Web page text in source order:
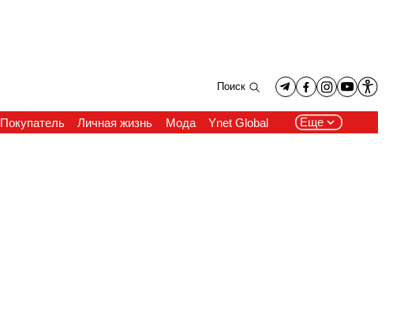
Поиск
Покупатель Личная жизнь Мода Ynet Global Еще